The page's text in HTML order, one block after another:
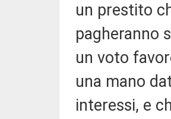
un prestito
pagheranno
un voto
una mano
interessi, e